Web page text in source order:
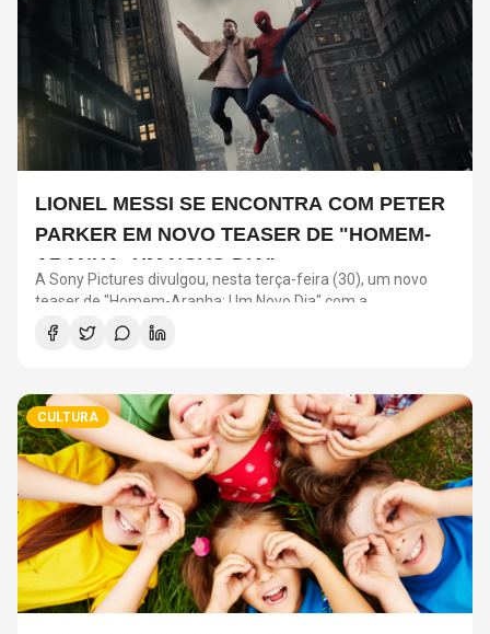
LIONEL MESSI SE ENCONTRA COM PETER
PARKER EM NOVO TEASER DE "HOMEM-
ARANHA: UM NOVO DIA"
A Sony Pictures divulgou, nesta terça-feira (30), um novo
teaser de "Homem-Aranha: Um Novo Dia" com a
participação de Lionel Messi. O astro argentino divide a cena
com o universo do herói em uma ação promocional do filme.
CULTURA